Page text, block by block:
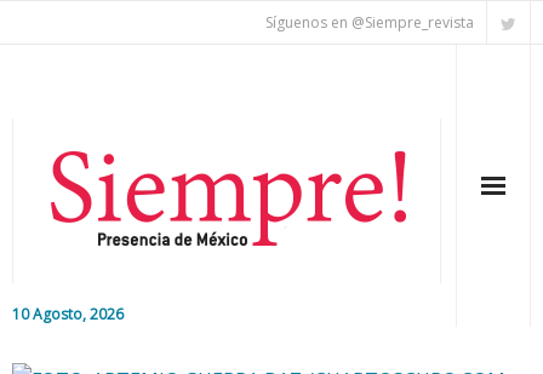
Síguenos en @Siempre_revista
10 Agosto, 2026